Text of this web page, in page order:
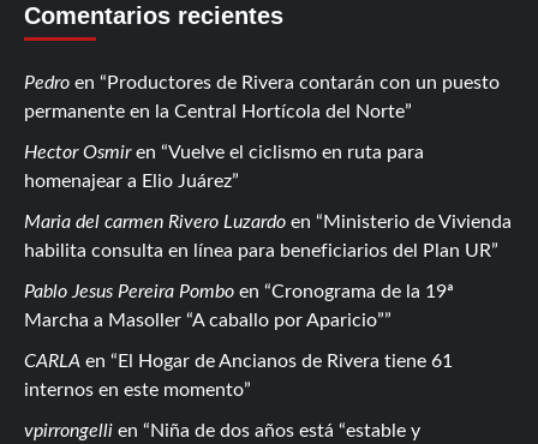
Comentarios recientes
Pedro en
Productores de Rivera contarán con un puesto
permanente en la Central Hortícola del Norte
Hector Osmiren
Vuelve el ciclismo en ruta para
homenajear a Elio Juárez
Maria del carmen Rivero Luzardo en
Ministerio de Vivienda
habilita consulta en línea para beneficiarios del Plan UR
Pablo Jesus Pereira Pombo en
Cronograma de la 19ª
Marcha a Masoller “A caballo por Aparicio”
CARLA en
El Hogar de Ancianos de Rivera tiene 61
internos en este momento
vpirrongelli en
Niña de dos años está “estable y